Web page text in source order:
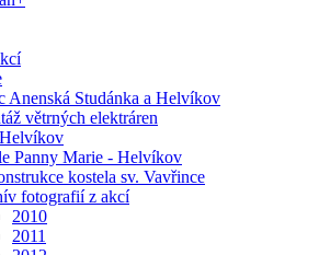
Anenská Studánka a Helvíkov
větrných elektráren
Panny Marie - Helvíkov
kostela sv. Vavřince
fotografií z akcí
2010
2011